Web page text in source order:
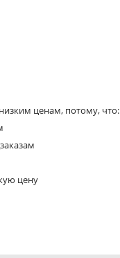
ценам, потому, что:
цену